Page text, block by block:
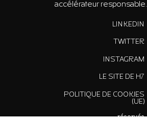
accélérateur responsable.
LINKEDIN
TWITTER
INSTAGRAM
LE SITE DE H7
POLITIQUE DE COOKIES
(UE)
réservés